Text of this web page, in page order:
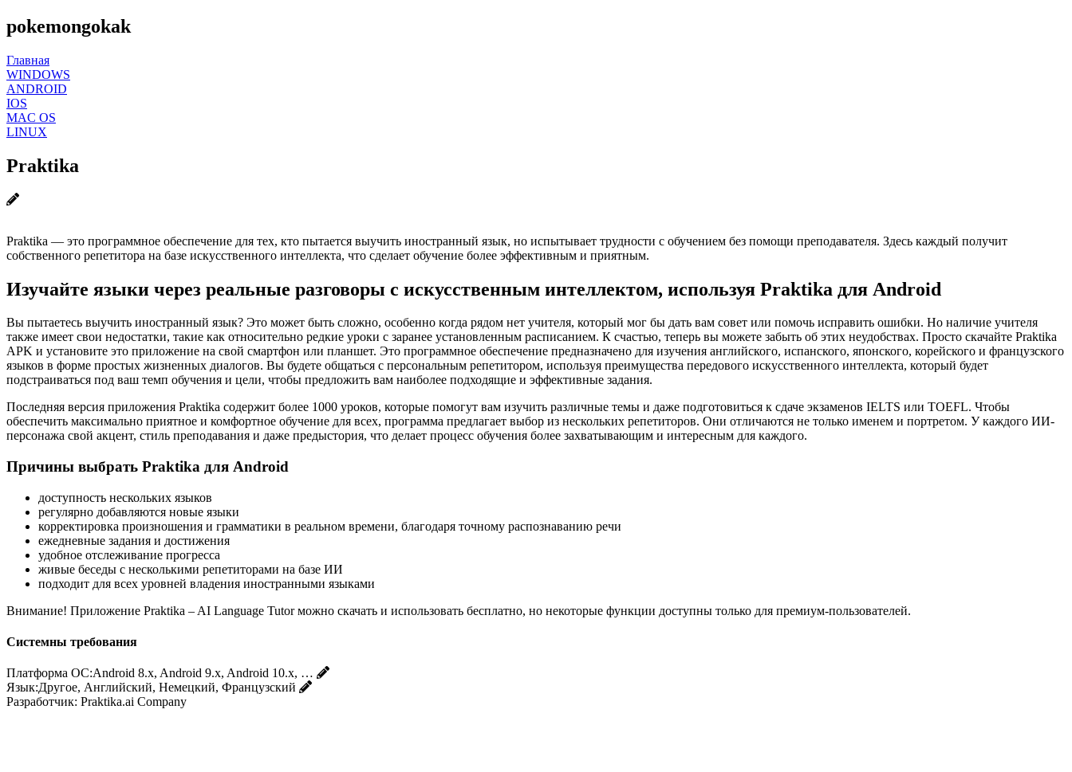
pokemongokak
Главная
WINDOWS
ANDROID
IOS
MAC OS
LINUX
Praktika
Praktika — это программное обеспечение для тех, кто пытается выучить иностранный язык, но испытывает трудности с обучением без помощи преподавателя. Здесь каждый получит
собственного репетитора на базе искусственного интеллекта, что сделает обучение более эффективным и приятным.
Изучайте языки через реальные разговоры с искусственным интеллектом, используя Praktika для Android
Вы пытаетесь выучить иностранный язык? Это может быть сложно, особенно когда рядом нет учителя, который мог бы дать вам совет или помочь исправить ошибки. Но наличие учителя
также имеет свои недостатки, такие как относительно редкие уроки с заранее установленным расписанием. К счастью, теперь вы можете забыть об этих неудобствах. Просто скачайте Praktika
APK и установите это приложение на свой смартфон или планшет. Это программное обеспечение предназначено для изучения английского, испанского, японского, корейского и французского
языков в форме простых жизненных диалогов. Вы будете общаться с персональным репетитором, используя преимущества передового искусственного интеллекта, который будет
подстраиваться под ваш темп обучения и цели, чтобы предложить вам наиболее подходящие и эффективные задания.
Последняя версия приложения Praktika содержит более 1000 уроков, которые помогут вам изучить различные темы и даже подготовиться к сдаче экзаменов IELTS или TOEFL. Чтобы
обеспечить максимально приятное и комфортное обучение для всех, программа предлагает выбор из нескольких репетиторов. Они отличаются не только именем и портретом. У каждого ИИ-
персонажа свой акцент, стиль преподавания и даже предыстория, что делает процесс обучения более захватывающим и интересным для каждого.
Причины выбрать Praktika для Android
доступность нескольких языков
регулярно добавляются новые языки
корректировка произношения и грамматики в реальном времени, благодаря точному распознаванию речи
ежедневные задания и достижения
удобное отслеживание прогресса
живые беседы с несколькими репетиторами на базе ИИ
подходит для всех уровней владения иностранными языками
Внимание! Приложение Praktika – AI Language Tutor можно скачать и использовать бесплатно, но некоторые функции доступны только для премиум-пользователей.
Системны требования
Платформа ОС:Android 8.x, Android 9.x, Android 10.x, …
Язык:Другое, Английский, Немецкий, Французский
Разработчик: Praktika.ai Company